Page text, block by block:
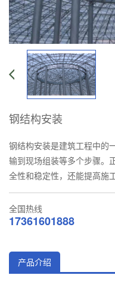
钢结构安装
钢结构安装是建筑工程中的
输到现场组装等多个步骤。
全性和稳定性，还能提高施
全国热线
17361601888
产品介绍